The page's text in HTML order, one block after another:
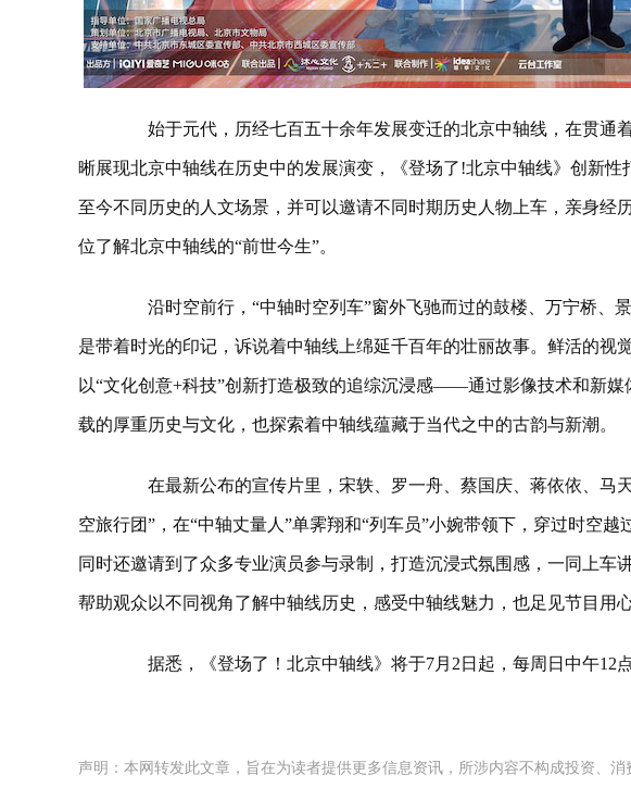
始于元代，历经七百五十余年发展变迁的北京中轴线，在贯通
晰展现北京中轴线在历史中的发展演变，《登场了!北京中轴线》创新性
至今不同历史的人文场景，并可以邀请不同时期历史人物上车，亲身经
位了解北京中轴线的“前世今生”。
沿时空前行，“中轴时空列车”窗外飞驰而过的鼓楼、万宁桥、
是带着时光的印记，诉说着中轴线上绵延千百年的壮丽故事。鲜活的视
以“文化创意+科技”创新打造极致的追综沉浸感——通过影像技术和新
载的厚重历史与文化，也探索着中轴线蕴藏于当代之中的古韵与新潮。
在最新公布的宣传片里，宋轶、罗一舟、蔡国庆、蒋依依、马
空旅行团”，在“中轴丈量人”单霁翔和“列车员”小婉带领下，穿过时空越
同时还邀请到了众多专业演员参与录制，打造沉浸式氛围感，一同上车
帮助观众以不同视角了解中轴线历史，感受中轴线魅力，也足见节目用心
据悉，《登场了！北京中轴线》将于7月2日起，每周日中午12点
声明：本网转发此文章，旨在为读者提供更多信息资讯，所涉内容不构成投资、